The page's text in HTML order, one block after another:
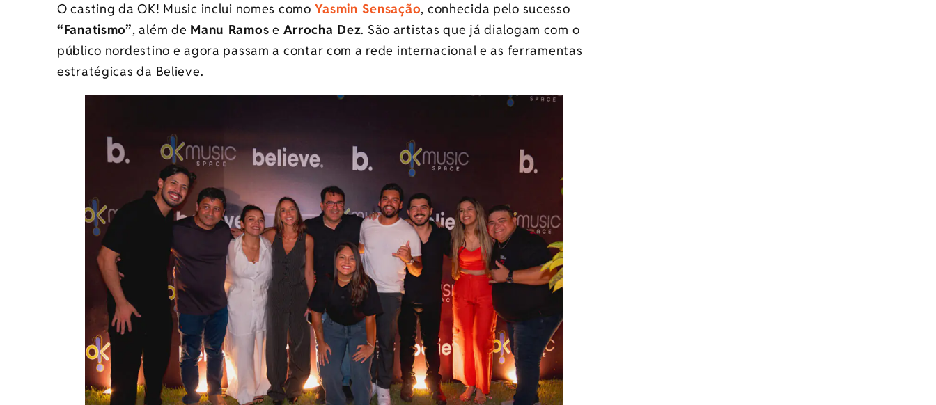
O casting da OK! Music inclui nomes como Yasmin Sensação, conhecida pelo sucesso
“Fanatismo”, além de Manu Ramos e Arrocha Dez. São artistas que já dialogam com o
público nordestino e agora passam a contar com a rede internacional e as ferramentas
estratégicas da Believe.